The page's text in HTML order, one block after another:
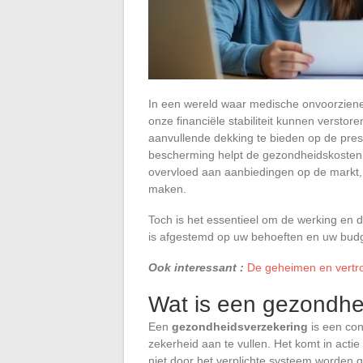
In een wereld waar medische
onze financiële stabiliteit kunnen
aanvullende dekking te bieden op de
bescherming helpt de
overvloed aan aanbiedingen op de
maken.
Toch is het essentieel om de werking en
is afgestemd op uw behoeften en uw
Ook interessant : De geheimen en
Wat is een
Een gezondheidsverzekering is een
zekerheid aan te vullen. Het komt in